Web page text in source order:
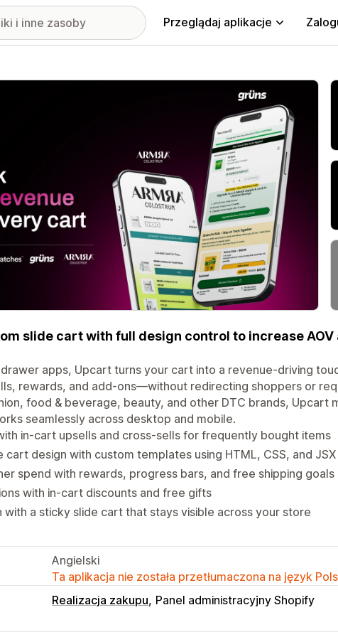
Przeglądaj aplikacje
w galerii
slide cart with full design control to increase
apps, Upcart turns your cart into a revenue-driving
rewards, and add-ons—without redirecting shoppers or
food & beverage, beauty, and other DTC brands, Upcart
seamlessly across desktop and mobile.
in-cart upsells and cross-sells for frequently bought items
cart design with custom templates using HTML, CSS, and JSX
spend with rewards, progress bars, and free shipping goals
with in-cart discounts and free gifts
with a sticky slide cart that stays visible across your store
Angielski
Ta aplikacja nie została przetłumaczona na język
Realizacja zakupu Panel administracyjny Shopify